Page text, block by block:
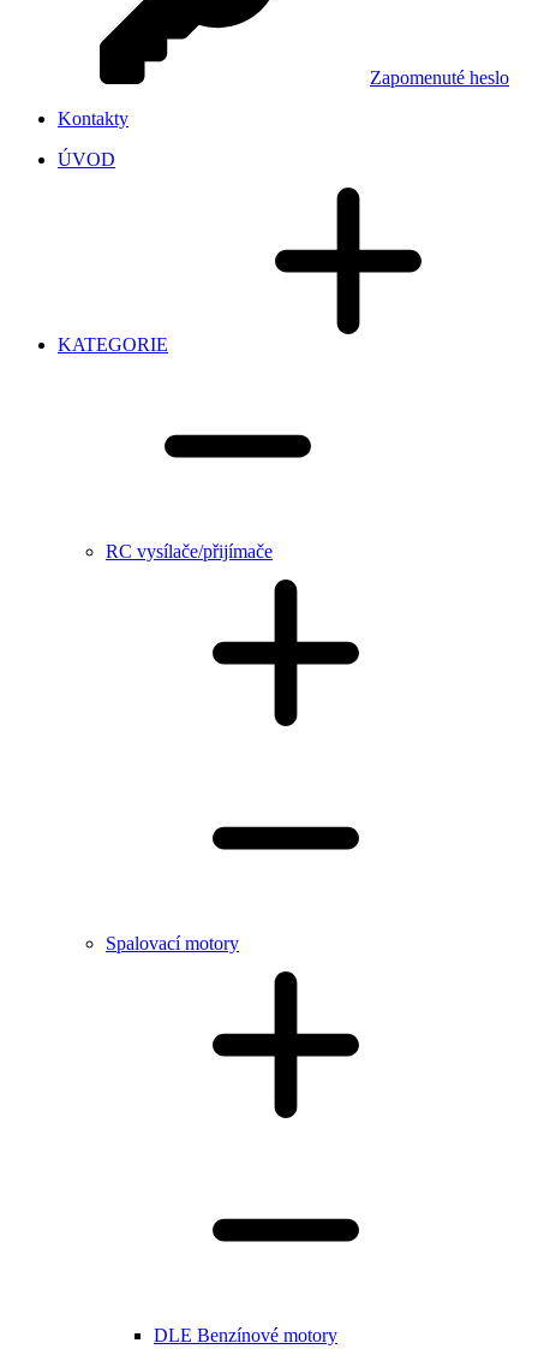
Zapomenuté heslo
Kontakty
ÚVOD
KATEGORIE
RC vysílače/přijímače
Spalovací motory
DLE Benzínové motory